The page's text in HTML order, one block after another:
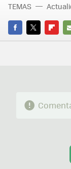
FACEBOOK
TWITTER
TEMAS